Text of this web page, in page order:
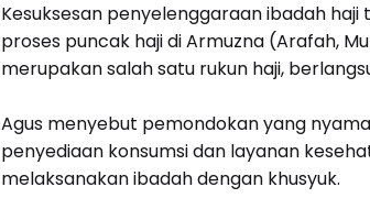
Kesuksesan penyelenggaraan ibadah
proses puncak haji di Armuzna (Arafah,
merupakan salah satu rukun haji,
Agus menyebut pemondokan yang
penyediaan konsumsi dan layanan
melaksanakan ibadah dengan khusyuk.